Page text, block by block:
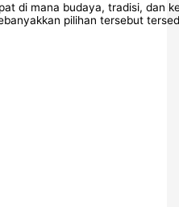
di mana budaya, tradisi, dan
pilihan tersebut